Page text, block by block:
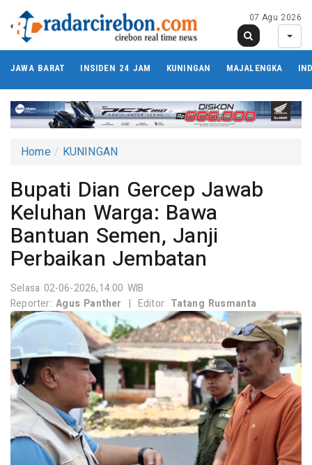
07 Agu 2026
JAWA BARAT INSIDEN 24 JAM KUNINGAN MAJALENGKA
Home KUNINGAN
Bupati Dian Gercep Jawab
Keluhan Warga: Bawa
Bantuan Semen, Janji
Perbaikan Jembatan
Selasa 02-06-2026,14:00 WIB
Reporter:Agus Panther | Editor: Tatang Rusmanta